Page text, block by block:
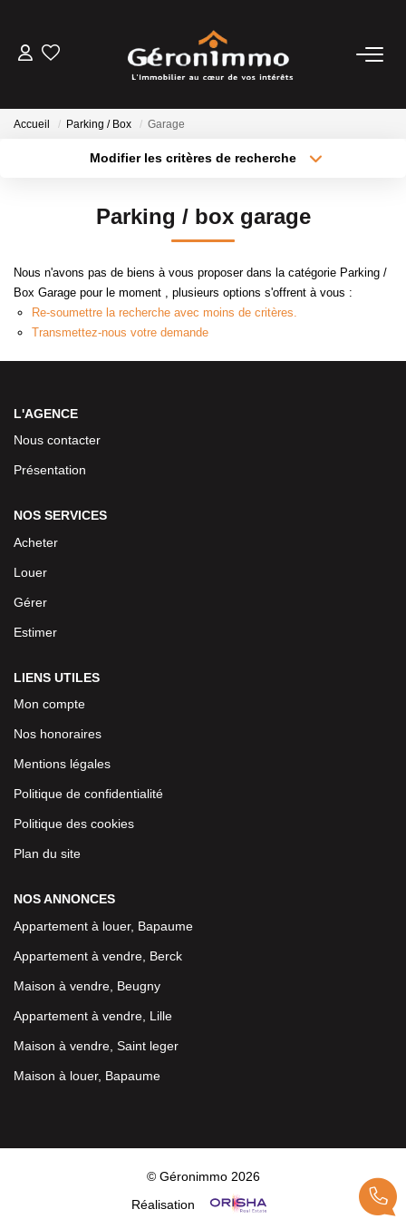
NOTRE AGENCE
CONTACT
Accueil Parking / Box Garage
Modifier les critères de recherche
Surface min
Budget max Plus de critères
Parking / box garage
Nous n'avons pas de biens à vous proposer dans la catégorie Parking /
Box Garage pour le moment , plusieurs options s'offrent à vous :
Re-soumettre la recherche avec moins de critères.
Transmettez-nous votre demande
L'AGENCE
Nous contacter
Présentation
NOS SERVICES
Acheter
Louer
Gérer
Estimer
LIENS UTILES
Mon compte
Nos honoraires
Mentions légales
Politique de confidentialité
Politique des cookies
Plan du site
NOS ANNONCES
Appartement à louer, Bapaume
Appartement à vendre, Berck
Maison à vendre, Beugny
Appartement à vendre, Lille
Maison à vendre, Saint leger
Maison à louer, Bapaume
© Géronimmo 2026
Réalisation